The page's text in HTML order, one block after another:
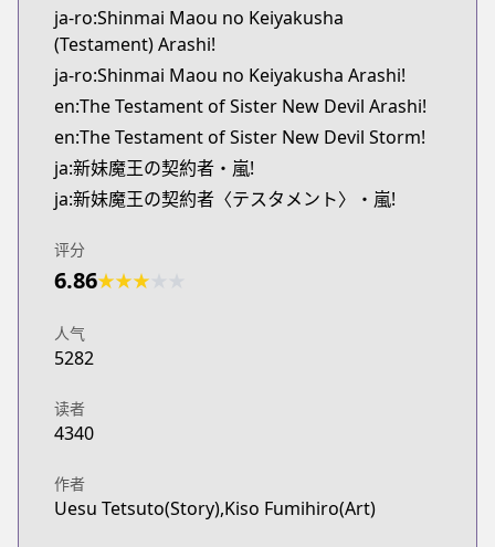
ja-ro:Shinmai Maou no Keiyakusha
(Testament) Arashi!
ja-ro:Shinmai Maou no Keiyakusha Arashi!
en:The Testament of Sister New Devil Arashi!
en:The Testament of Sister New Devil Storm!
ja:新妹魔王の契約者・嵐!
ja:新妹魔王の契約者〈テスタメント〉・嵐!
评分
6.86★★★
人气
5282
读者
4340
作者
Uesu Tetsuto(Story),Kiso Fumihiro(Art)